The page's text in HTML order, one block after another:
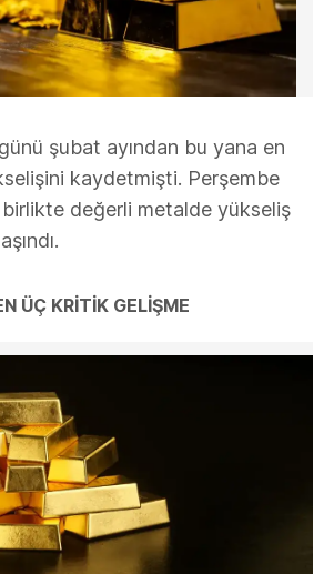
şubat ayından bu yana en
kaydetmişti. Perşembe
değerli metalde yükseliş
ÜÇ KRİTİK GELİŞME